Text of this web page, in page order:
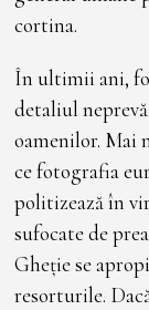
cortina.
În ultimii ani,
detaliul
oamenilor. Mai
ce fotografia
politizează în
sufocate de
Gheție se
resorturile.